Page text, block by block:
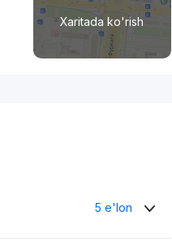
Xaritada ko'rish
5 e'lon